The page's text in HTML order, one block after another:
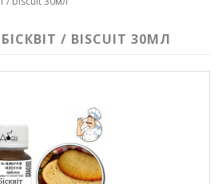
/ BISCUIT 30МЛ